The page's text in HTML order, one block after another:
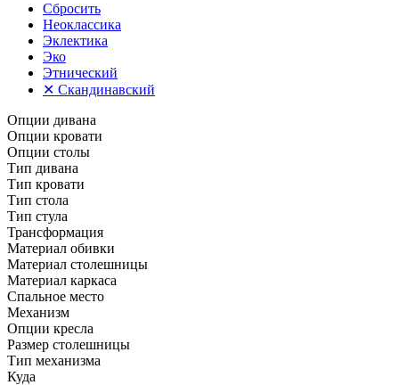
Сбросить
Неоклассика
Эклектика
Эко
Этнический
✕ Скандинавский
Опции дивана
Опции кровати
Опции столы
Тип дивана
Тип кровати
Тип стола
Тип стула
Трансформация
Материал обивки
Материал столешницы
Материал каркаса
Спальное место
Механизм
Опции кресла
Размер столешницы
Тип механизма
Куда